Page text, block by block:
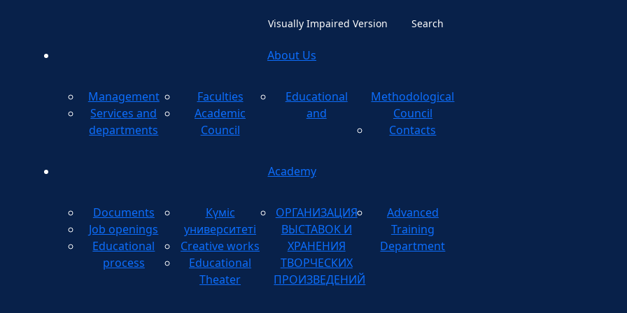
Visually Impaired Version Search
About Us
Management
Services and
departments
Faculties
Academic
Council
Educational
and
Methodological
Council
Contacts
Academy
Documents
Job openings
Educational
process
Күміс
университеті
Creative works
Educational
Theater
ОРГАНИЗАЦИЯ
ВЫСТАВОК И
ХРАНЕНИЯ
ТВОРЧЕСКИХ
ПРОИЗВЕДЕНИЙ
Advanced
Training
Department